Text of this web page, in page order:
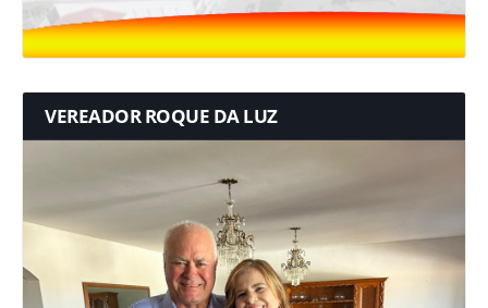
VEREADOR ROQUE DA LUZ